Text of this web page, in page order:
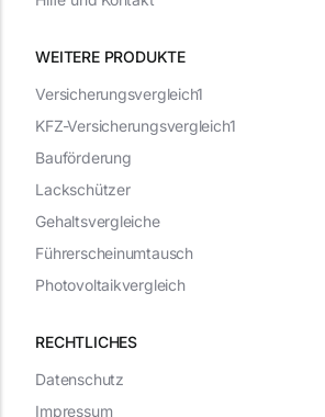
WEITERE PRODUKTE
RECHTLICHES
Datenschutz
Impressum
Versicherungsvergleich1
KFZ-Versicherungsvergleich1
Bauförderung
Lackschützer
Gehaltsvergleiche
Führerscheinumtausch
Photovoltaikvergleich